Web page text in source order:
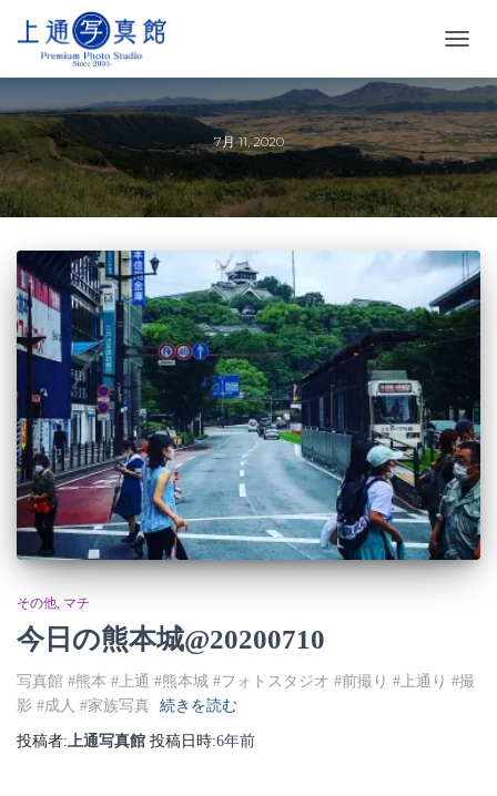
ビ
ー
シ
ョ
ン
を
替
え
7月 11, 2020
その他 マチ
今日の熊本城@20200710
写真館 #熊本 #上通 #熊本城 #フォトスタジオ #前撮り #上通り #撮
影 #成人 #家族写真 続きを読む
投稿者: 上通写真館 投稿日時:6年前